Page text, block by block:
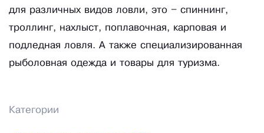
для различных видов ловли, это – спиннинг,
троллинг, нахлыст, поплавочная, карповая и
подледная ловля. А также специализированная
рыболовная одежда и товары для туризма.
Категории